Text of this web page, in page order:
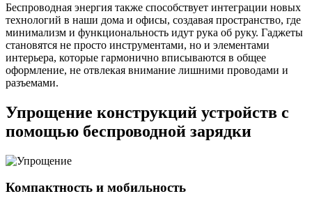
Беспроводная энергия также способствует интеграции новых
технологий в наши дома и офисы, создавая пространство, где
минимализм и функциональность идут рука об руку. Гаджеты
становятся не просто инструментами, но и элементами
интерьера, которые гармонично вписываются в общее
оформление, не отвлекая внимание лишними проводами и
разъемами.
Упрощение конструкций устройств с
помощью беспроводной зарядки
Компактность и мобильность